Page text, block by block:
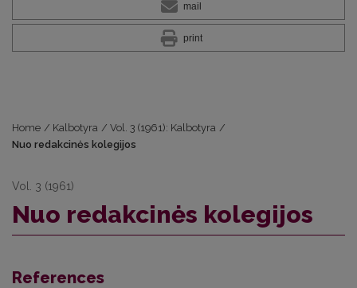
mail
print
Home / Kalbotyra / Vol. 3 (1961): Kalbotyra /
Nuo redakcinės kolegijos
Vol. 3 (1961)
Nuo redakcinės kolegijos
References